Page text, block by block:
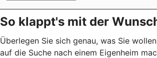
So klappt's mit der
Überlegen Sie sich genau, was Sie
auf die Suche nach einem Eigenheim